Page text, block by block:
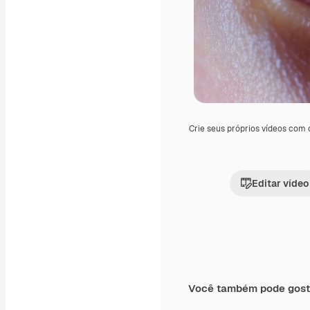
Crie seus próprios vídeos com
Editar vídeo
Você também pode